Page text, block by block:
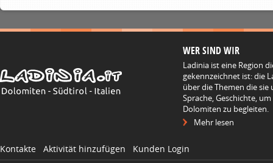
WER SIND WIR
Ladinia ist eine Region
gekennzeichnet ist: die
über die Themen die
Sprache, Geschichte,
Dolomiten zu begleiten.
Mehr lesen
Kontakte Aktivität hinzufügen Kunden Login